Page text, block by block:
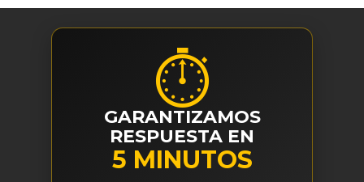
⏱
GARANTIZAMOS
RESPUESTA EN
5 MINUTOS